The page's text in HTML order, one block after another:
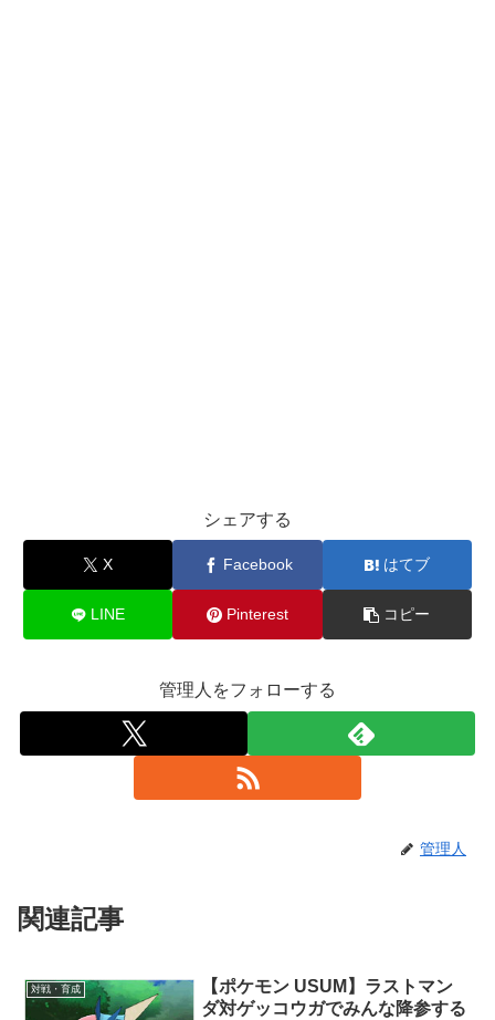
シェアする
X Facebook はてブ
LINE Pinterest コピー
管理人をフォローする
管理人
関連記事
対戦・育成
【ポケモン USUM】ラストマン
ダ対ゲッコウガでみんな降参する